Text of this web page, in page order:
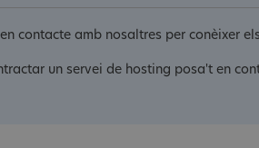
contacte amb nosaltres per conèixer
un servei de hosting posa't en